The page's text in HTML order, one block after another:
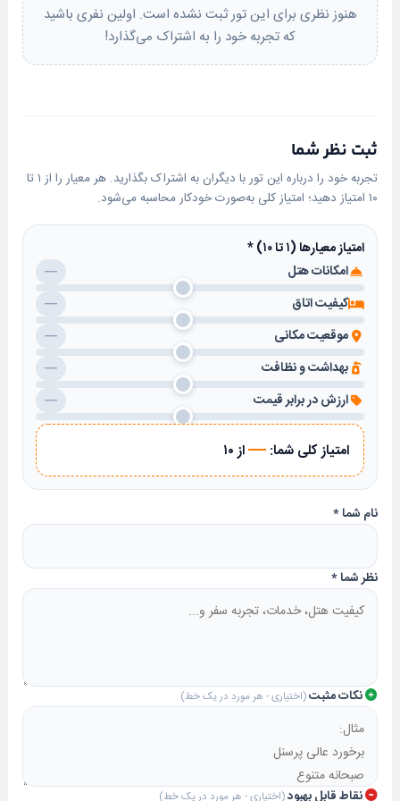
هنوز نظری برای این تور ثبت نشده است. اولین نفری باشید
که تجربه خود را به اشتراک می‌گذارد!
ثبت نظر شما
تجربه خود را درباره این تور با دیگران به اشتراک بگذارید. هر معیار را از ۱ تا
۱۰ امتیاز دهید؛ امتیاز کلی به‌صورت خودکار محاسبه می‌شود.
نام شما*
نظر شما*
نکات مثبت(اختیاری - هر مورد در یک خط)
نقاط قابل بهبود(اختیاری - هر مورد در یک خط)
امتیاز معیارها (۱ تا ۱۰)
*
امکانات هتل
—
کیفیت اتاق
—
موقعیت مکانی
—
بهداشت و نظافت
—
ارزش در برابر قیمت
—
امتیاز کلی شما: —از ۱۰